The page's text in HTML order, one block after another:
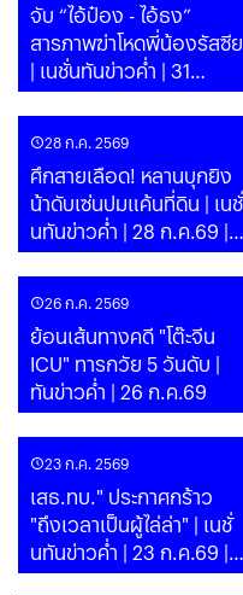
จับ “ไอ้ป๋อง - ไอ้ธง”
สารภาพฆ่าโหดพี่น้องรัสซีย
| เนชั่นทันข่าวค่ำ | 31
ก.ค.69 | PART
28 ก.ค. 2569
ศึกสายเลือด! หลานบุกยิง
น้าดับเซ่นปมแค้นที่ดิน | เนชั่
นทันข่าวค่ำ | 28 ก.ค.69 |
PART
26 ก.ค. 2569
ย้อนเส้นทางคดี "โต๊ะจีน
ICU" ทารกวัย 5 วันดับ |
ทันข่าวค่ำ | 26 ก.ค.69
23 ก.ค. 2569
เสธ.ทบ." ประกาศกร้าว
"ถึงเวลาเป็นผู้ไล่ล่า" | เนชั่
นทันข่าวค่ำ | 23 ก.ค.69 |
PART